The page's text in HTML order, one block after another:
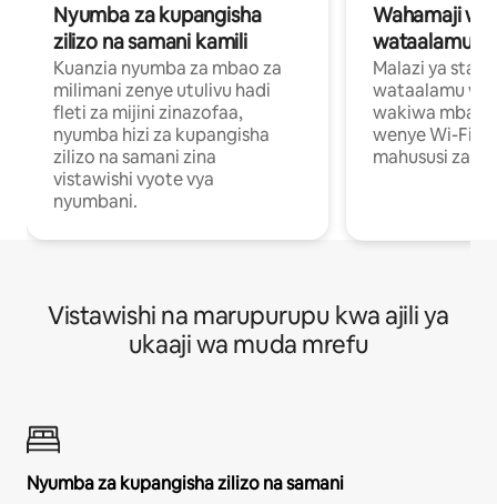
Nyumba za kupangisha
zilizo na samani kamili
Kuanzia nyumba za mbao za
milimani zenye utulivu hadi
fleti za mijini zinazofaa,
nyumba hizi za kupangisha
zilizo na samani zina
vistawishi vyote vya
nyumbani.
Wahamaji
wataalamu
Malazi ya
wataalamu
wakiwa mbali
wenye Wi-Fi
mahususi za
Vistawishi na marupurupu kwa ajili ya
ukaaji wa muda mrefu
Nyumba za kupangisha zilizo na samani